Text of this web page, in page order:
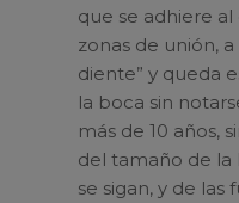
que se adhiere
zonas de unión,
diente” y queda
la boca sin
más de 10 años,
del tamaño de la
se sigan, y de las